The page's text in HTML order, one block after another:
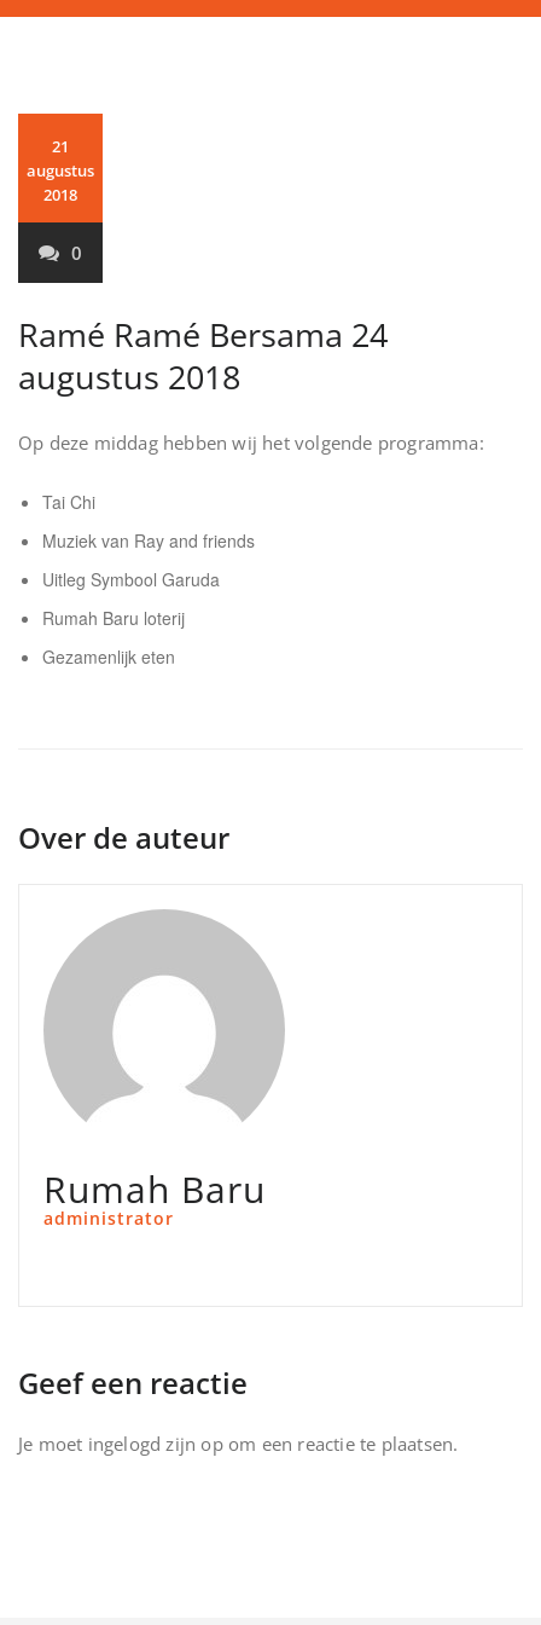
21
augustus
2018
0
Ramé Ramé Bersama 24
augustus 2018
Op deze middag hebben wij het volgende programma:
Tai Chi
Muziek van Ray and friends
Uitleg Symbool Garuda
Rumah Baru loterij
Gezamenlijk eten
Over de auteur
Rumah Baru
administrator
Geef een reactie
Je moet ingelogd zijn opom een reactie te plaatsen.